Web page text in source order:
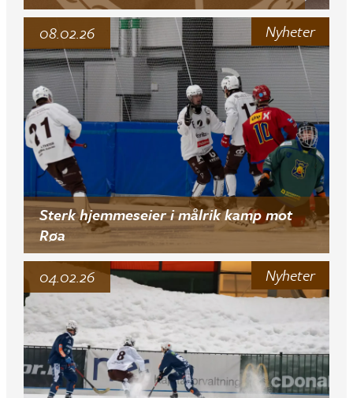
Nyheter
Sterk hjemmeseier i målrik kamp mot
Røa
08.02.26
Nyheter
04.02.26